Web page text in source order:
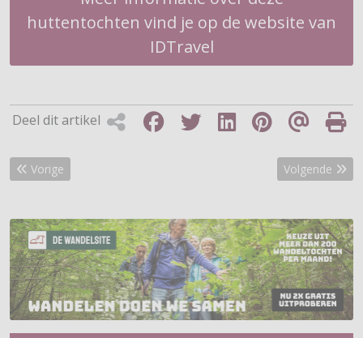
huttentochten vind je op de website van
IDTravel
Deel dit artikel
Vorig artikel: Fascinerende huttentochten ‘Blaue Silvretta’ in
Vorige Volgende
Volgende